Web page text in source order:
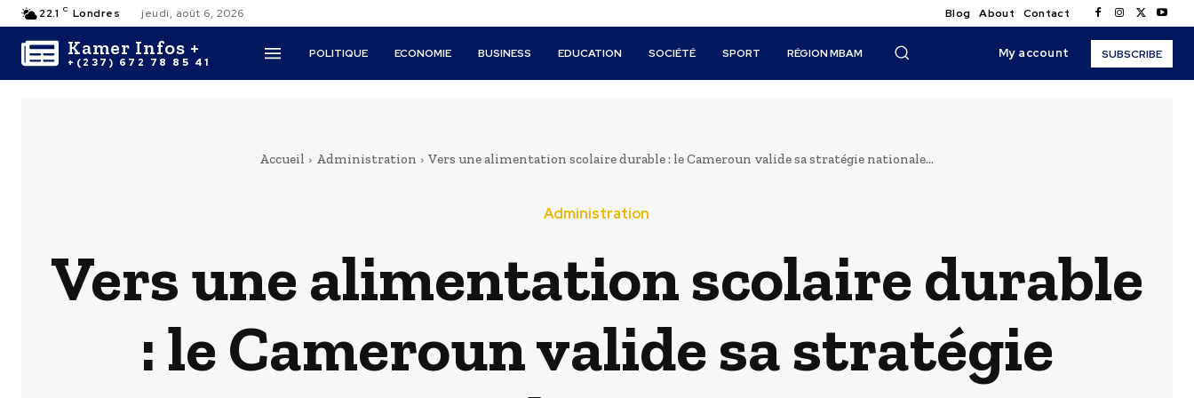
22.1 C Londres jeudi, août 6, 2026 Blog About Contact
Kamer Infos +
+(237) 672 78 85 41
POLITIQUE ECONOMIE BUSINESS EDUCATION SOCIÉTÉ SPORT RÉGION MBAM My account SUBSCRIBE
Accueil Administration Vers une alimentation scolaire durable : le Cameroun valide sa stratégie nationale...
Administration
Vers une alimentation scolaire durable
: le Cameroun valide sa stratégie